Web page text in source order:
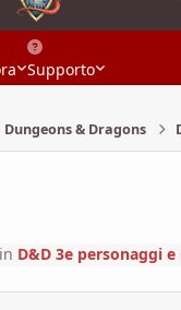
Supporto
Dungeons & Dragons
in D&D 3e personaggi